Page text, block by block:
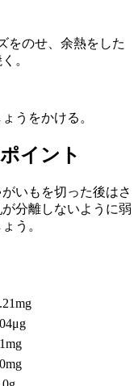
をのせ、余熱をした
。
うをかける。
イント
いもを切った後はさ
分離しないように弱
う。